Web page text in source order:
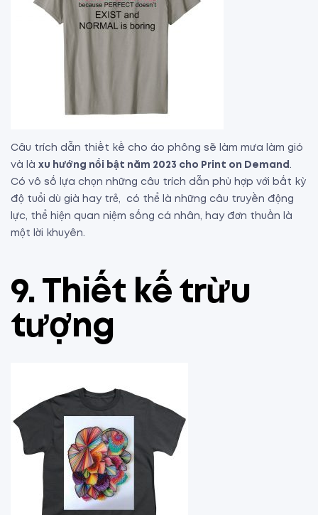
Câu trích dẫn thiết kế cho áo phông sẽ làm mưa làm gió
và là xu hướng nổi bật năm 2023 cho Print on Demand .
Có vô số lựa chọn những câu trích dẫn phù hợp với bất kỳ
độ tuổi dù già hay trẻ, có thể là những câu truyền động
lực, thể hiện quan niệm sống cá nhân, hay đơn thuần là
một lời khuyên.
9. Thiết kế trừu
tượng